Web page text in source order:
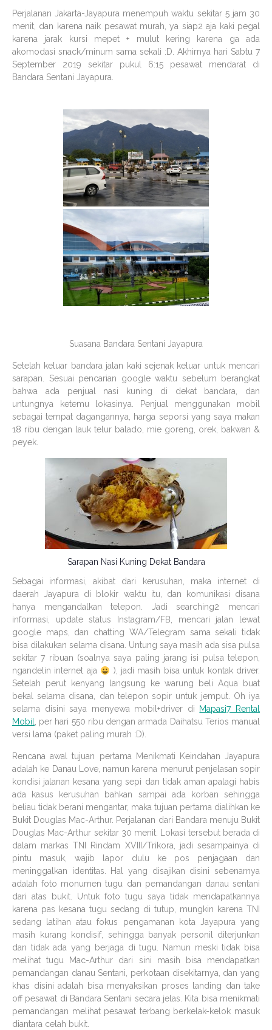
Perjalanan Jakarta-Jayapura menempuh waktu sekitar 5 jam 30
menit, dan karena naik pesawat murah, ya siap2 aja kaki pegal
karena jarak kursi mepet + mulut kering karena ga ada
akomodasi snack/minum sama sekali :D. Akhirnya hari Sabtu 7
September 2019 sekitar pukul 6:15 pesawat mendarat di
Bandara Sentani Jayapura.
Suasana Bandara Sentani Jayapura
Setelah keluar bandara jalan kaki sejenak keluar untuk mencari
sarapan. Sesuai pencarian google waktu sebelum berangkat
bahwa ada penjual nasi kuning di dekat bandara, dan
untungnya ketemu lokasinya. Penjual menggunakan mobil
sebagai tempat dagangannya, harga seporsi yang saya makan
18 ribu dengan lauk telur balado, mie goreng, orek, bakwan &
peyek.
Sarapan Nasi Kuning Dekat Bandara
Sebagai informasi, akibat dari kerusuhan, maka internet di
daerah Jayapura di blokir waktu itu, dan komunikasi disana
hanya mengandalkan telepon. Jadi searching2 mencari
informasi, update status Instagram/FB, mencari jalan lewat
google maps, dan chatting WA/Telegram sama sekali tidak
bisa dilakukan selama disana. Untung saya masih ada sisa pulsa
sekitar 7 ribuan (soalnya saya paling jarang isi pulsa telepon,
ngandelin internet aja
), jadi masih bisa untuk kontak driver.
Setelah perut kenyang langsung ke warung beli Aqua buat
bekal selama disana, dan telepon sopir untuk jemput. Oh iya
selama disini saya menyewa mobil+driver di Mapasi7 Rental
Mobil
, per hari 550 ribu dengan armada Daihatsu Terios manual
versi lama (paket paling murah :D).
Rencana awal tujuan pertama Menikmati Keindahan Jayapura
adalah ke Danau Love, namun karena menurut penjelasan sopir
kondisi jalanan kesana yang sepi dan tidak aman apalagi habis
ada kasus kerusuhan bahkan sampai ada korban sehingga
beliau tidak berani mengantar, maka tujuan pertama dialihkan ke
Bukit Douglas Mac-Arthur. Perjalanan dari Bandara menuju Bukit
Douglas Mac-Arthur sekitar 30 menit. Lokasi tersebut berada di
dalam markas TNI Rindam XVIII/Trikora, jadi sesampainya di
pintu masuk, wajib lapor dulu ke pos penjagaan dan
meninggalkan identitas. Hal yang disajikan disini sebenarnya
adalah foto monumen tugu dan pemandangan danau sentani
dari atas bukit. Untuk foto tugu saya tidak mendapatkannya
karena pas kesana tugu sedang di tutup, mungkin karena TNI
sedang latihan atau fokus pengamanan kota Jayapura yang
masih kurang kondisif, sehingga banyak personil diterjunkan
dan tidak ada yang berjaga di tugu. Namun meski tidak bisa
melihat tugu Mac-Arthur dari sini masih bisa mendapatkan
pemandangan danau Sentani, perkotaan disekitarnya, dan yang
khas disini adalah bisa menyaksikan proses landing dan take
off pesawat di Bandara Sentani secara jelas. Kita bisa menikmati
pemandangan melihat pesawat terbang berkelak-kelok masuk
diantara celah bukit.